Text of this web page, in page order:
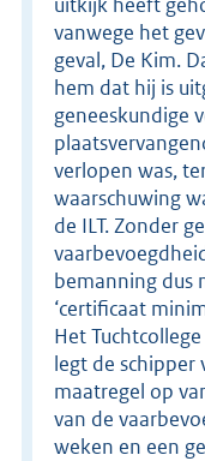
vanwege het
geval, De Kim.
hem dat hij is
geneeskundige
verlopen was,
waarschuwing
de ILT. Zonder
bemanning dus
‘certificaat
Het
legt de schipper
maatregel op
van de
weken en een